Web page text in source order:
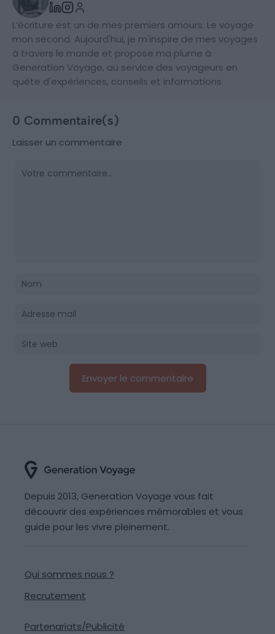
L’écriture est un de mes premiers amours. Le voyage
mon second. Aujourd'hui, je m'inspire de mes voyages
à travers le monde et propose ma plume à
Generation Voyage, au service des voyageurs en
quête d'expériences, conseils et informations.
0 Commentaire(s)
Laisser un commentaire
Depuis 2013, Generation Voyage vous fait
découvrir des expériences mémorables et vous
guide pour les vivre pleinement.
Qui sommes nous ?
Recrutement
Partenariats/Publicité